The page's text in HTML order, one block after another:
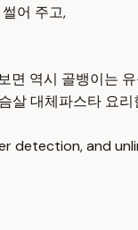
어 주고,
면 역시 골뱅이는
살 대체파스타 요리
detection, and